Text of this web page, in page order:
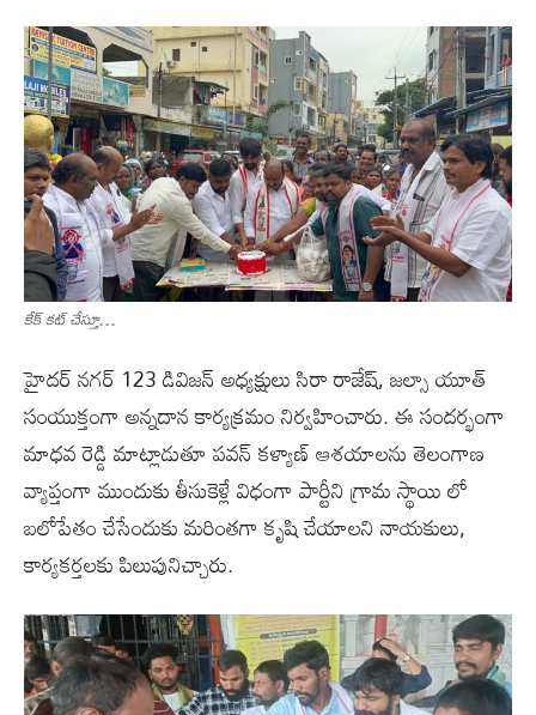
కేక్ కట్ చేస్తూ…
హైదర్ నగర్ 123 డివిజన్ అధ్యక్షులు సిరా రాజేష్, జల్సా యూత్
సంయుక్తంగా అన్నదాన కార్యక్రమం నిర్వహించారు. ఈ సందర్భంగా
మాధవ రెడ్డి మాట్లాడుతూ పవన్ కళ్యాణ్ ఆశయాలను తెలంగాణ
వ్యాప్తంగా ముందుకు తీసుకెళ్లే విధంగా పార్టీని గ్రామ స్థాయి లో
బలోపేతం చేసేందుకు మరింతగా కృషి చేయాలని నాయకులు,
కార్యకర్తలకు పిలుపునిచ్చారు.